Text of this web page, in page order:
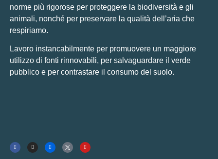
norme più rigorose per proteggere la biodiversità e gli
animali, nonché per preservare la qualità dell’aria che
respiriamo.
Lavoro instancabilmente per promuovere un maggiore
utilizzo di fonti rinnovabili, per salvaguardare il verde
pubblico e per contrastare il consumo del suolo.